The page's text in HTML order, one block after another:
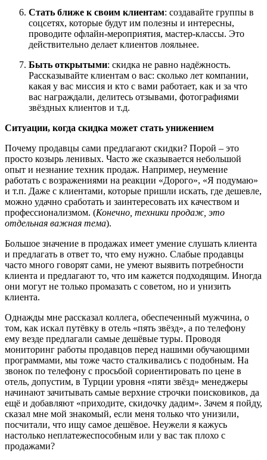
Стать ближе к своим клиентам: создавайте группы в
соцсетях, которые будут им полезны и интересны,
проводите офлайн-мероприятия, мастер-классы. Это
действительно делает клиентов лояльнее.
Быть открытыми: скидка не равно надёжность.
Рассказывайте клиентам о вас: сколько лет компании,
какая у вас миссия и кто с вами работает, как и за что
вас награждали, делитесь отзывами, фотографиями
звёздных клиентов и т.д.
Ситуации, когда скидка может стать унижением
Почему продавцы сами предлагают скидки? Порой – это
просто козырь ленивых. Часто же сказывается небольшой
опыт и незнание техник продаж. Например, неумение
работать с возражениями на реакции «Дорого», «Я подумаю»
и т.п. Даже с клиентами, которые пришли искать, где дешевле,
можно удачно сработать и заинтересовать их качеством и
профессионализмом. (Конечно, техники продаж, это
отдельная важная тема).
Большое значение в продажах имеет умение слушать клиента
и предлагать в ответ то, что ему нужно. Слабые продавцы
часто много говорят сами, не умеют выявить потребности
клиента и предлагают то, что им кажется подходящим. Иногда
они могут не только промазать с советом, но и унизить
клиента.
Однажды мне рассказал коллега, обеспеченный мужчина, о
том, как искал путёвку в отель «пять звёзд», а по телефону
ему везде предлагали самые дешёвые туры. Проводя
мониторинг работы продавцов перед нашими обучающими
программами, мы тоже часто сталкивались с подобным. На
звонок по телефону с просьбой сориентировать по цене в
отель, допустим, в Турции уровня «пяти звёзд» менеджеры
начинают зачитывать самые верхние строчки поисковиков, да
ещё и добавляют «приходите, скидочку дадим». Зачем я пойду,
сказал мне мой знакомый, если меня только что унизили,
посчитали, что ищу самое дешёвое. Неужели я кажусь
настолько неплатежеспособным или у вас так плохо с
продажами?